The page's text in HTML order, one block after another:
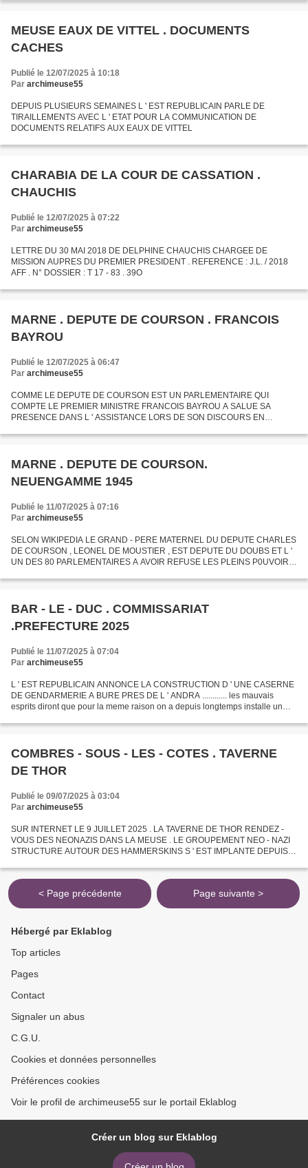
DISSIMULATION PAR...
MEUSE EAUX DE VITTEL . DOCUMENTS
CACHES
Publié le 12/07/2025 à 10:18
Par archimeuse55
DEPUIS PLUSIEURS SEMAINES L ' EST REPUBLICAIN PARLE DE
TIRAILLEMENTS AVEC L ' ETAT POUR LA COMMUNICATION DE
DOCUMENTS RELATIFS AUX EAUX DE VITTEL
CHARABIA DE LA COUR DE CASSATION .
CHAUCHIS
Publié le 12/07/2025 à 07:22
Par archimeuse55
LETTRE DU 30 MAI 2018 DE DELPHINE CHAUCHIS CHARGEE DE
MISSION AUPRES DU PREMIER PRESIDENT . REFERENCE : J.L. / 2018
AFF . N° DOSSIER : T 17 - 83 . 39O
MARNE . DEPUTE DE COURSON . FRANCOIS
BAYROU
Publié le 12/07/2025 à 06:47
Par archimeuse55
COMME LE DEPUTE DE COURSON EST UN PARLEMENTAIRE QUI
COMPTE LE PREMIER MINISTRE FRANCOIS BAYROU A SALUE SA
PRESENCE DANS L ' ASSISTANCE LORS DE SON DISCOURS EN
LES PLEINS POUVOIRS A PETAIN . PARMI...
MARNE . DEPUTE DE COURSON.
NEUENGAMME 1945
Publié le 11/07/2025 à 07:16
Par archimeuse55
SELON WIKIPEDIA LE GRAND - PERE MATERNEL DU DEPUTE CHARLES
DE COURSON , LEONEL DE MOUSTIER , EST DEPUTE DU DOUBS ET L '
UN DES 80 PARLEMENTAIRES A AVOIR REFUSE LES PLEINS P0UVOIRS
DEPORTE...
BAR - LE - DUC . COMMISSARIAT
.PREFECTURE 2025
Publié le 11/07/2025 à 07:04
Par archimeuse55
L ' EST REPUBLICAIN ANNONCE LA CONSTRUCTION D ' UNE CASERNE
DE GENDARMERIE A BURE PRES DE L ' ANDRA ............ les mauvais
esprits diront que pour la meme raison on a depuis longtemps installe un
COMBRES - SOUS - LES - COTES . TAVERNE
DE THOR
Publié le 09/07/2025 à 03:04
Par archimeuse55
SUR INTERNET LE 9 JUILLET 2025 . LA TAVERNE DE THOR RENDEZ -
VOUS DES NEONAZIS DANS LA MEUSE . LE GROUPEMENT NEO - NAZI
STRUCTURE AUTOUR DES HAMMERSKINS S ' EST IMPLANTE DEPUIS
CONCERTS ,...
< Page précédente Page suivante >
Hébergé par Eklablog
Top articles
Pages
Contact
Signaler un abus
C.G.U.
Cookies et données personnelles
Préférences cookies
Voir le profil de archimeuse55 sur le portail Eklablog
Créer un blog sur Eklablog